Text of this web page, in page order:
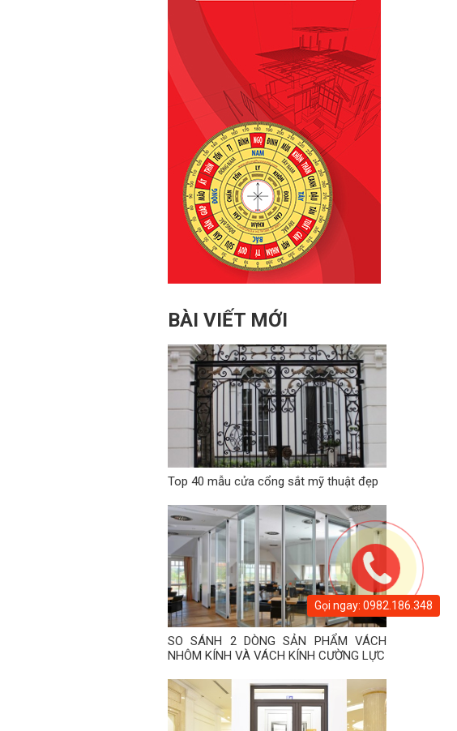
BÀI VIẾT MỚI
Top 40 mẫu cửa cổng sắt mỹ thuật đẹp
SO SÁNH 2 DÒNG SẢN PHẨM VÁCH
NHÔM KÍNH VÀ VÁCH KÍNH CƯỜNG LỰC
Gọi ngay: 0982.186.348